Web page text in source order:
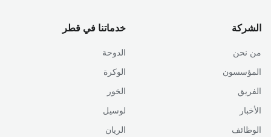
الشركة
من نحن
المؤسسون
الفريق
الأخبار
الوظائف
خدماتنا في قطر
الدوحة
الوكرة
الخور
لوسيل
الريان